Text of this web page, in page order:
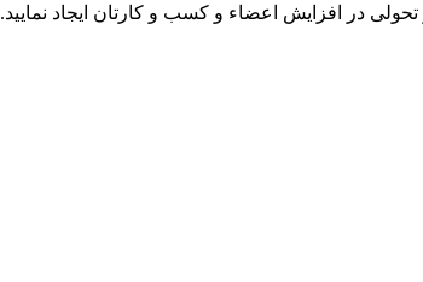
تحولی در افزایش اعضاء و کسب و کارتان ایجاد نمایید.